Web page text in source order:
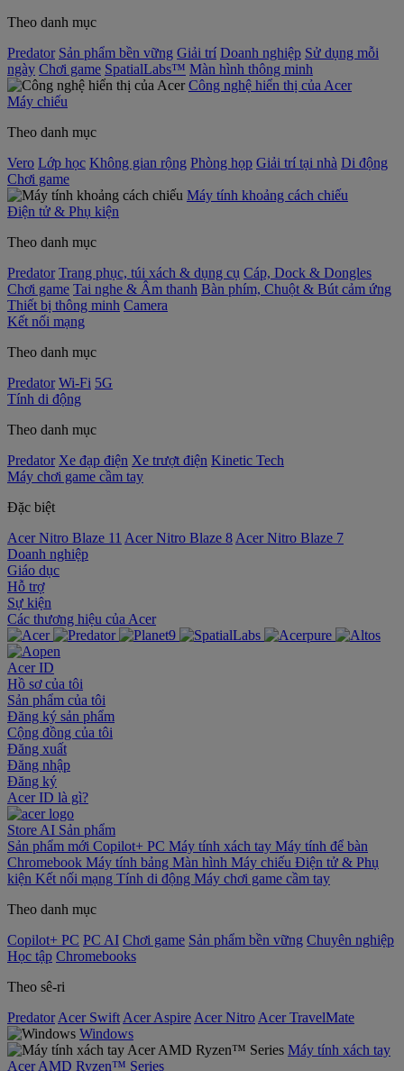
Theo danh mục
Predator Sản phẩm bền vững Giải trí Doanh nghiệp Sử dụng mỗi
ngày Chơi game SpatialLabs™ Màn hình thông minh
Công nghệ hiển thị của Acer
Máy chiếu
Theo danh mục
Vero Lớp học Không gian rộng Phòng họp Giải trí tại nhà Di động
Chơi game
Máy tính khoảng cách chiếu
Điện tử & Phụ kiện
Theo danh mục
Predator Trang phục, túi xách & dụng cụ Cáp, Dock & Dongles
Chơi game Tai nghe & Âm thanh Bàn phím, Chuột & Bút cảm ứng
Thiết bị thông minh Camera
Kết nối mạng
Theo danh mục
Predator Wi-Fi 5G
Tính di động
Theo danh mục
Predator Xe đạp điện Xe trượt điện Kinetic Tech
Máy chơi game cầm tay
Đặc biệt
Acer Nitro Blaze 11 Acer Nitro Blaze 8 Acer Nitro Blaze 7
Doanh nghiệp
Giáo dục
Hỗ trợ
Sự kiện
‌Các thương hiệu của Acer
Acer ID
Hồ sơ của tôi
Sản phẩm của tôi
Đăng ký sản phẩm
Cộng đồng của tôi
Đăng xuất
Đăng nhập
Đăng ký
Acer ID là gì?
Store AI Sản phẩm
Sản phẩm mới Copilot+ PC Máy tính xách tay Máy tính để bàn
Chromebook Máy tính bảng Màn hình Máy chiếu Điện tử & Phụ
kiện Kết nối mạng Tính di động Máy chơi game cầm tay
Theo danh mục
Copilot+ PC PC AI Chơi game Sản phẩm bền vững Chuyên nghiệp
Học tập Chromebooks
Theo sê-ri
Predator Acer Swift Acer Aspire Acer Nitro Acer TravelMate
Windows
Máy tính xách tay
Acer AMD Ryzen™ Series